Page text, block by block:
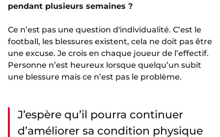
pendant plusieurs semaines ?
Ce n’est pas une question d'individualité. C’est le
football, les blessures existent, cela ne doit pas être
une excuse. Je crois en chaque joueur de l’effectif.
Personne n’est heureux lorsque quelqu’un subit
une blessure mais ce n’est pas le problème.
J’espère qu’il pourra continuer
d’améliorer sa condition physique